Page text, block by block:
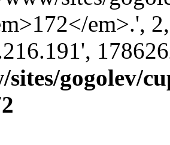
em>.',
gogolev/